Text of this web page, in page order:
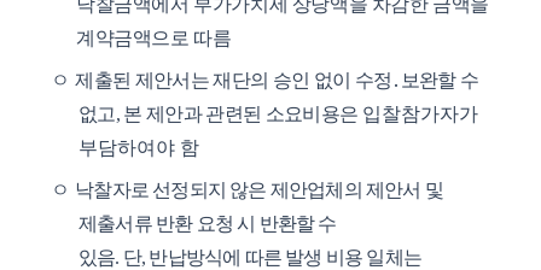
낙찰금액에서 부가가치세 상당액을 차감한 금액을
계약금액으로 따름
ㅇ제출된 제안서는 재단의 승인 없이 수정 ․ 보완할 수
없고, 본 제안과 관련된 소요비용은 입찰참가자가
부담하여야 함
ㅇ 낙찰자로 선정되지 않은 제안업체의 제안서 및
제출서류 반환 요청 시 반환할 수
있음. 단, 반납방식에 따른 발생 비용 일체는